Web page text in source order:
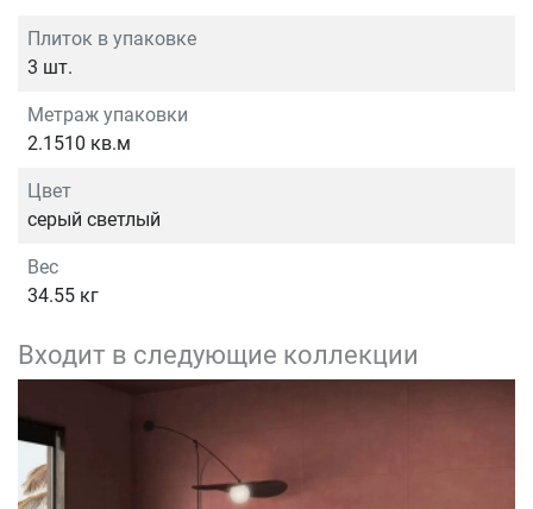
Плиток в упаковке
3 шт.
Метраж упаковки
2.1510 кв.м
Цвет
серый светлый
Вес
34.55 кг
Входит в следующие коллекции